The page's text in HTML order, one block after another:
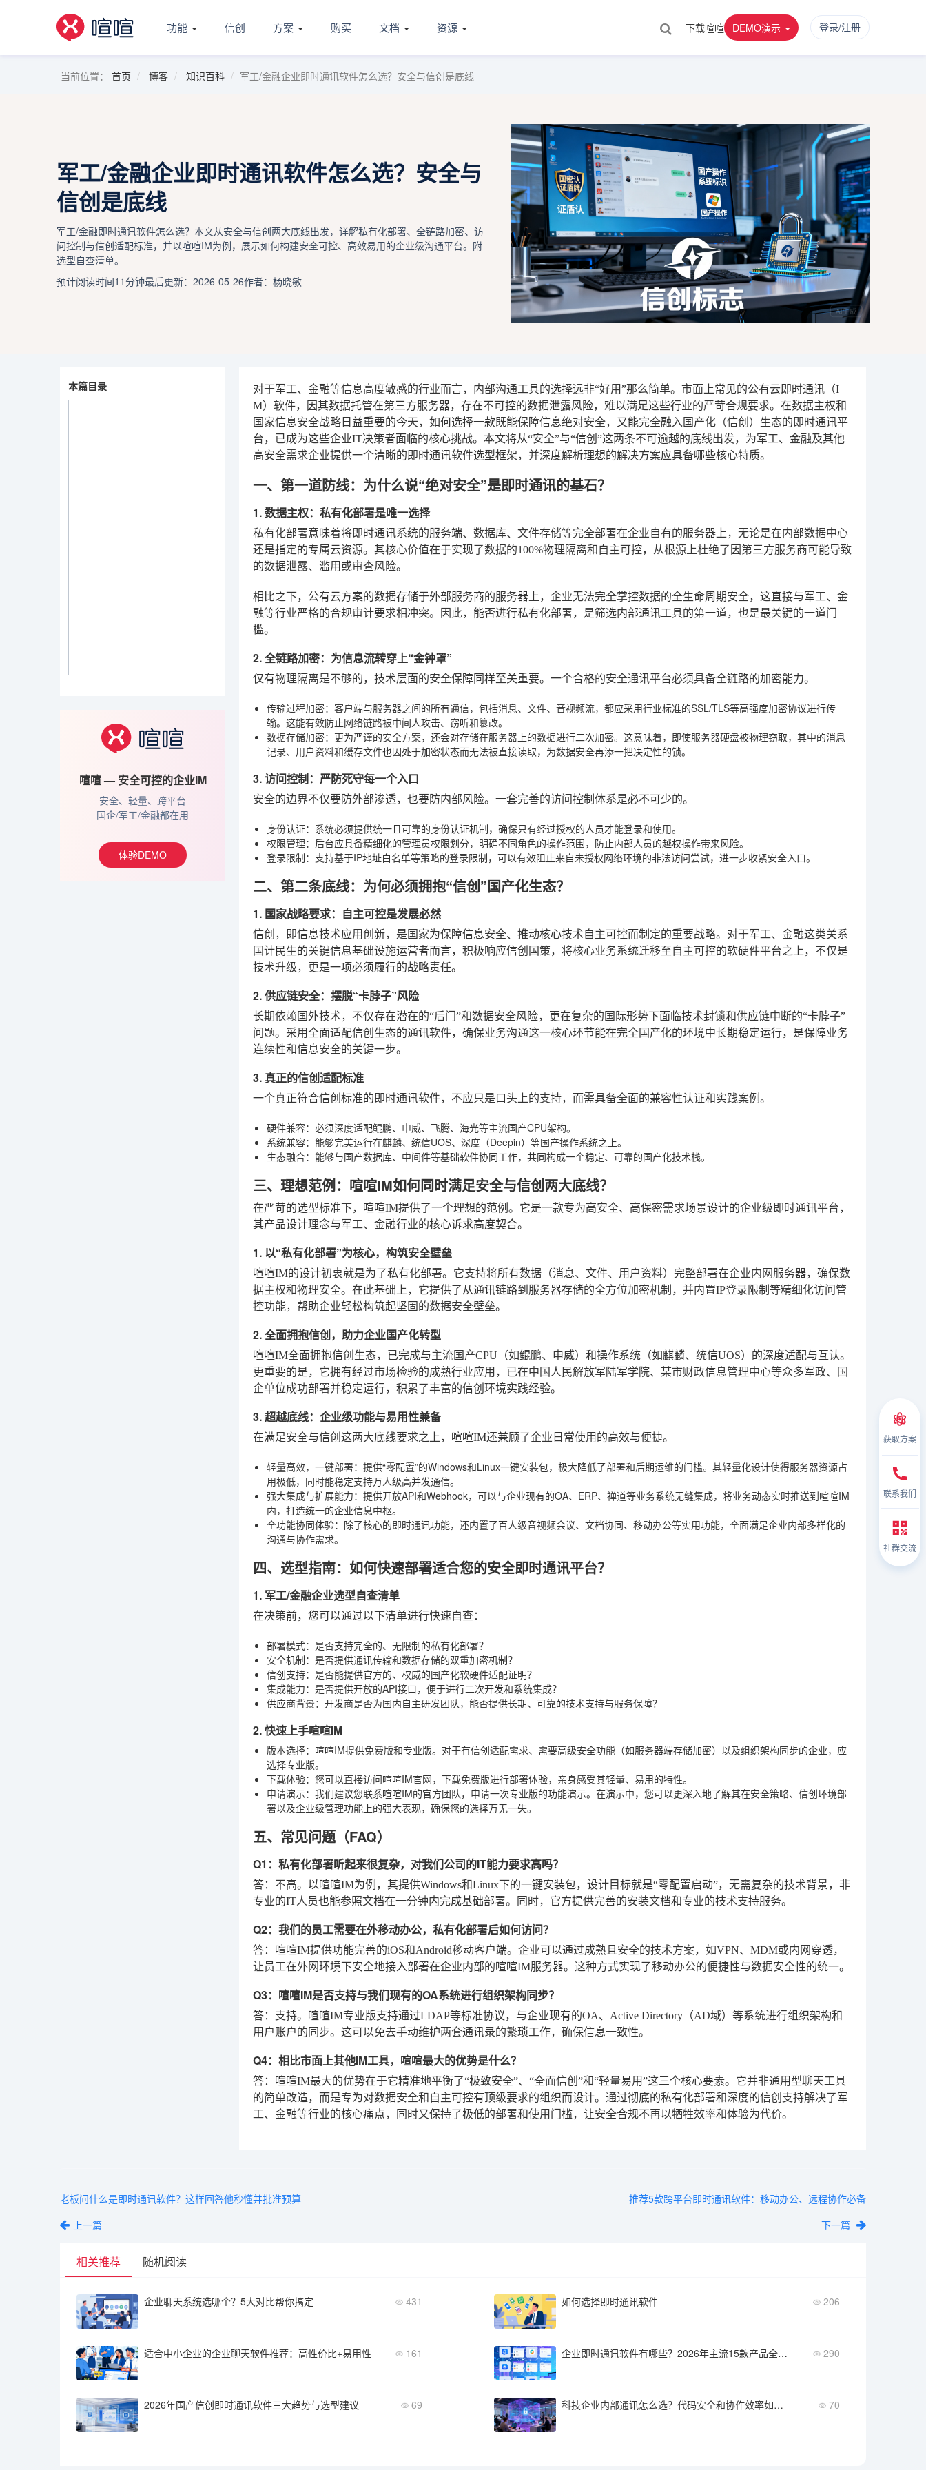
功能 信创 方案 购买 文档 资源 下载喧喧 DEMO演示 登录/注册
当前位置： 首页 博客 知识百科 军工/金融企业即时通讯软件怎么选？安全与信创是底线
军工/金融企业即时通讯软件怎么选？安全与
信创是底线
军工/金融即时通讯软件怎么选？本文从安全与信创两大底线出发，详解私有化部署、全链路加密、访
问控制与信创适配标准，并以喧喧IM为例，展示如何构建安全可控、高效易用的企业级沟通平台。附
选型自查清单。
预计阅读时间11分钟最后更新：2026-05-26作者：杨晓敏
本篇目录
喧喧 — 安全可控的企业IM
安全、轻量、跨平台
国企/军工/金融都在用
体验DEMO
对于军工、金融等信息高度敏感的行业而言，内部沟通工具的选择远非“好用”那么简单。市面上常见的公有云即时通讯（I
M）软件，因其数据托管在第三方服务器，存在不可控的数据泄露风险，难以满足这些行业的严苛合规要求。在数据主权和
国家信息安全战略日益重要的今天，如何选择一款既能保障信息绝对安全，又能完全融入国产化（信创）生态的即时通讯平
台，已成为这些企业IT决策者面临的核心挑战。本文将从“安全”与“信创”这两条不可逾越的底线出发，为军工、金融及其他
高安全需求企业提供一个清晰的即时通讯软件选型框架，并深度解析理想的解决方案应具备哪些核心特质。
一、第一道防线：为什么说“绝对安全”是即时通讯的基石？
1. 数据主权：私有化部署是唯一选择
私有化部署意味着将即时通讯系统的服务端、数据库、文件存储等完全部署在企业自有的服务器上，无论是在内部数据中心
还是指定的专属云资源。其核心价值在于实现了数据的100%物理隔离和自主可控，从根源上杜绝了因第三方服务商可能导致
的数据泄露、滥用或审查风险。
相比之下，公有云方案的数据存储于外部服务商的服务器上，企业无法完全掌控数据的全生命周期安全，这直接与军工、金
融等行业严格的合规审计要求相冲突。因此，能否进行私有化部署，是筛选内部通讯工具的第一道，也是最关键的一道门
槛。
2. 全链路加密：为信息流转穿上“金钟罩”
仅有物理隔离是不够的，技术层面的安全保障同样至关重要。一个合格的安全通讯平台必须具备全链路的加密能力。
传输过程加密：客户端与服务器之间的所有通信，包括消息、文件、音视频流，都应采用行业标准的SSL/TLS等高强度加密协议进行传
输。这能有效防止网络链路被中间人攻击、窃听和篡改。
数据存储加密：更为严谨的安全方案，还会对存储在服务器上的数据进行二次加密。这意味着，即使服务器硬盘被物理窃取，其中的消息
记录、用户资料和缓存文件也因处于加密状态而无法被直接读取，为数据安全再添一把决定性的锁。
3. 访问控制：严防死守每一个入口
安全的边界不仅要防外部渗透，也要防内部风险。一套完善的访问控制体系是必不可少的。
身份认证：系统必须提供统一且可靠的身份认证机制，确保只有经过授权的人员才能登录和使用。
权限管理：后台应具备精细化的管理员权限划分，明确不同角色的操作范围，防止内部人员的越权操作带来风险。
登录限制：支持基于IP地址白名单等策略的登录限制，可以有效阻止来自未授权网络环境的非法访问尝试，进一步收紧安全入口。
二、第二条底线：为何必须拥抱“信创”国产化生态？
1. 国家战略要求：自主可控是发展必然
信创，即信息技术应用创新，是国家为保障信息安全、推动核心技术自主可控而制定的重要战略。对于军工、金融这类关系
国计民生的关键信息基础设施运营者而言，积极响应信创国策，将核心业务系统迁移至自主可控的软硬件平台之上，不仅是
技术升级，更是一项必须履行的战略责任。
2. 供应链安全：摆脱“卡脖子”风险
长期依赖国外技术，不仅存在潜在的“后门”和数据安全风险，更在复杂的国际形势下面临技术封锁和供应链中断的“卡脖子”
问题。采用全面适配信创生态的通讯软件，确保业务沟通这一核心环节能在完全国产化的环境中长期稳定运行，是保障业务
连续性和信息安全的关键一步。
3. 真正的信创适配标准
一个真正符合信创标准的即时通讯软件，不应只是口头上的支持，而需具备全面的兼容性认证和实践案例。
硬件兼容：必须深度适配鲲鹏、申威、飞腾、海光等主流国产CPU架构。
系统兼容：能够完美运行在麒麟、统信UOS、深度（Deepin）等国产操作系统之上。
生态融合：能够与国产数据库、中间件等基础软件协同工作，共同构成一个稳定、可靠的国产化技术栈。
三、理想范例：喧喧IM如何同时满足安全与信创两大底线？
在严苛的选型标准下，喧喧IM提供了一个理想的范例。它是一款专为高安全、高保密需求场景设计的企业级即时通讯平台，
其产品设计理念与军工、金融行业的核心诉求高度契合。
1. 以“私有化部署”为核心，构筑安全壁垒
喧喧IM的设计初衷就是为了私有化部署。它支持将所有数据（消息、文件、用户资料）完整部署在企业内网服务器，确保数
据主权和物理安全。在此基础上，它提供了从通讯链路到服务器存储的全方位加密机制，并内置IP登录限制等精细化访问管
控功能，帮助企业轻松构筑起坚固的数据安全壁垒。
2. 全面拥抱信创，助力企业国产化转型
喧喧IM全面拥抱信创生态，已完成与主流国产CPU（如鲲鹏、申威）和操作系统（如麒麟、统信UOS）的深度适配与互认。
更重要的是，它拥有经过市场检验的成熟行业应用，已在中国人民解放军陆军学院、某市财政信息管理中心等众多军政、国
企单位成功部署并稳定运行，积累了丰富的信创环境实践经验。
3. 超越底线：企业级功能与易用性兼备
在满足安全与信创这两大底线要求之上，喧喧IM还兼顾了企业日常使用的高效与便捷。
轻量高效，一键部署：提供“零配置”的Windows和Linux一键安装包，极大降低了部署和后期运维的门槛。其轻量化设计使得服务器资源占
用极低，同时能稳定支持万人级高并发通信。
强大集成与扩展能力：提供开放API和Webhook，可以与企业现有的OA、ERP、禅道等业务系统无缝集成，将业务动态实时推送到喧喧IM
内，打造统一的企业信息中枢。
全功能协同体验：除了核心的即时通讯功能，还内置了百人级音视频会议、文档协同、移动办公等实用功能，全面满足企业内部多样化的
沟通与协作需求。
四、选型指南：如何快速部署适合您的安全即时通讯平台？
1. 军工/金融企业选型自查清单
在决策前，您可以通过以下清单进行快速自查：
部署模式：是否支持完全的、无限制的私有化部署？
安全机制：是否提供通讯传输和数据存储的双重加密机制？
信创支持：是否能提供官方的、权威的国产化软硬件适配证明？
集成能力：是否提供开放的API接口，便于进行二次开发和系统集成？
供应商背景：开发商是否为国内自主研发团队，能否提供长期、可靠的技术支持与服务保障？
2. 快速上手喧喧IM
版本选择：喧喧IM提供免费版和专业版。对于有信创适配需求、需要高级安全功能（如服务器端存储加密）以及组织架构同步的企业，应
选择专业版。
下载体验：您可以直接访问喧喧IM官网，下载免费版进行部署体验，亲身感受其轻量、易用的特性。
申请演示：我们建议您联系喧喧IM的官方团队，申请一次专业版的功能演示。在演示中，您可以更深入地了解其在安全策略、信创环境部
署以及企业级管理功能上的强大表现，确保您的选择万无一失。
五、常见问题（FAQ）
Q1：私有化部署听起来很复杂，对我们公司的IT能力要求高吗？
答：不高。以喧喧IM为例，其提供Windows和Linux下的一键安装包，设计目标就是“零配置启动”，无需复杂的技术背景，非
专业的IT人员也能参照文档在一分钟内完成基础部署。同时，官方提供完善的安装文档和专业的技术支持服务。
Q2：我们的员工需要在外移动办公，私有化部署后如何访问？
答：喧喧IM提供功能完善的iOS和Android移动客户端。企业可以通过成熟且安全的技术方案，如VPN、MDM或内网穿透，
让员工在外网环境下安全地接入部署在企业内部的喧喧IM服务器。这种方式实现了移动办公的便捷性与数据安全性的统一。
Q3：喧喧IM是否支持与我们现有的OA系统进行组织架构同步？
答：支持。喧喧IM专业版支持通过LDAP等标准协议，与企业现有的OA、Active Directory（AD域）等系统进行组织架构和
用户账户的同步。这可以免去手动维护两套通讯录的繁琐工作，确保信息一致性。
Q4：相比市面上其他IM工具，喧喧最大的优势是什么？
答：喧喧IM最大的优势在于它精准地平衡了“极致安全”、“全面信创”和“轻量易用”这三个核心要素。它并非通用型聊天工具
的简单改造，而是专为对数据安全和自主可控有顶级要求的组织而设计。通过彻底的私有化部署和深度的信创支持解决了军
工、金融等行业的核心痛点，同时又保持了极低的部署和使用门槛，让安全合规不再以牺牲效率和体验为代价。
老板问什么是即时通讯软件？这样回答他秒懂并批准预算
上一篇
推荐5款跨平台即时通讯软件：移动办公、远程协作必备
下一篇
相关推荐 随机阅读
企业聊天系统选哪个？5大对比帮你搞定 431 如何选择即时通讯软件 206
适合中小企业的企业聊天软件推荐：高性价比+易用性 161 企业即时通讯软件有哪些？2026年主流15款产品全名单 290
2026年国产信创即时通讯软件三大趋势与选型建议 69 科技企业内部通讯怎么选？代码安全和协作效率如何兼顾 70
获取方案
联系我们
社群交流